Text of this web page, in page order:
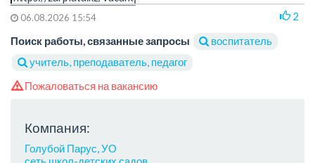
06.08.2026 15:54
2
Поиск работы, связанные запросы
воспитатель
учитель, преподаватель, педагог
Пожаловаться на вакансию
Компания:
Голубой Парус, УО